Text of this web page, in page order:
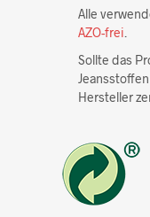
Alle
AZO-frei.
Sollte das
Hersteller